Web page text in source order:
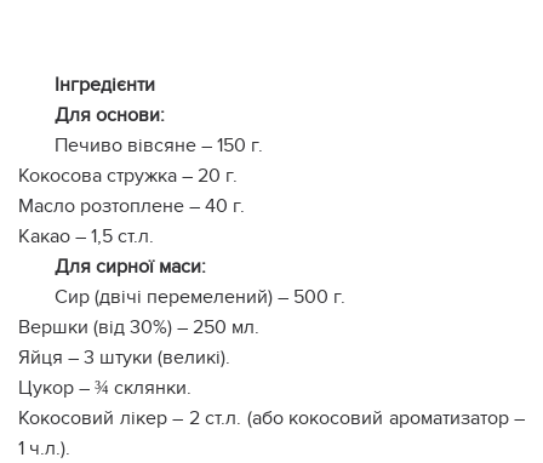
Інгредієнти
Для основи:
Печиво вівсяне – 150 г.
Кокосова стружка – 20 г.
Масло розтоплене – 40 г.
Какао – 1,5 ст.л.
Для сирної маси:
Сир (двічі перемелений) – 500 г.
Вершки (від 30%) – 250 мл.
Яйця – 3 штуки (великі).
Цукор – ¾ склянки.
Кокосовий лікер – 2 ст.л. (або кокосовий ароматизатор –
1 ч.л.).